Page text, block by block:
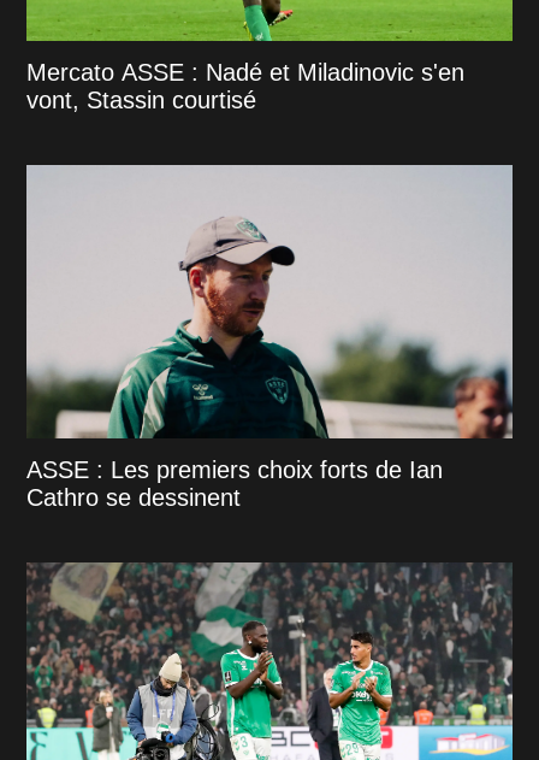
Mercato ASSE : Nadé et Miladinovic s'en
vont, Stassin courtisé
ASSE : Les premiers choix forts de Ian
Cathro se dessinent